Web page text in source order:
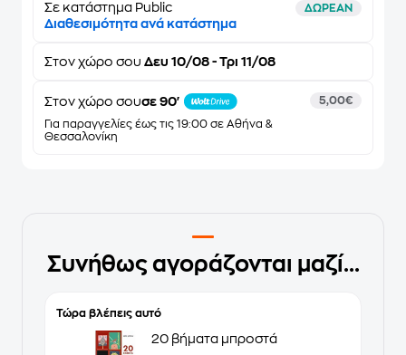
Σε κατάστημα Public ΔΩΡΕΑΝ
Διαθεσιμότητα ανά κατάστημα
Στον χώρο σου Δευ 10/08 - Τρι 11/08
Στον χώρο σουσε 90'
Για παραγγελίες έως τις 19:00 σε Αθήνα &
Θεσσαλονίκη
5,00€
Συνήθως αγοράζονται μαζί...
Τώρα βλέπεις αυτό
20 βήματα μπροστά